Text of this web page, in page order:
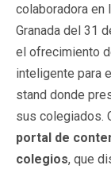
colaboradora en
Granada del 31
el ofrecimiento
inteligente para
stand donde
sus colegiados.
portal de
colegios, que